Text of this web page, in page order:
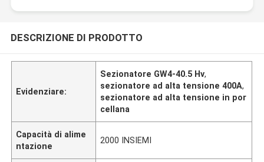
DESCRIZIONE DI PRODOTTO
Evidenziare:
Sezionatore GW4-40.5 Hv,
sezionatore ad alta tensione 400A,
sezionatore ad alta tensione in por
cellana
Capacità di alime
ntazione
2000 INSIEMI